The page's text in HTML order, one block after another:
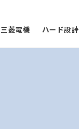
三菱電機 ハード設計